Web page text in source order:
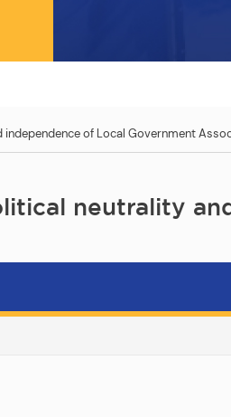
of Local Government
neutrality